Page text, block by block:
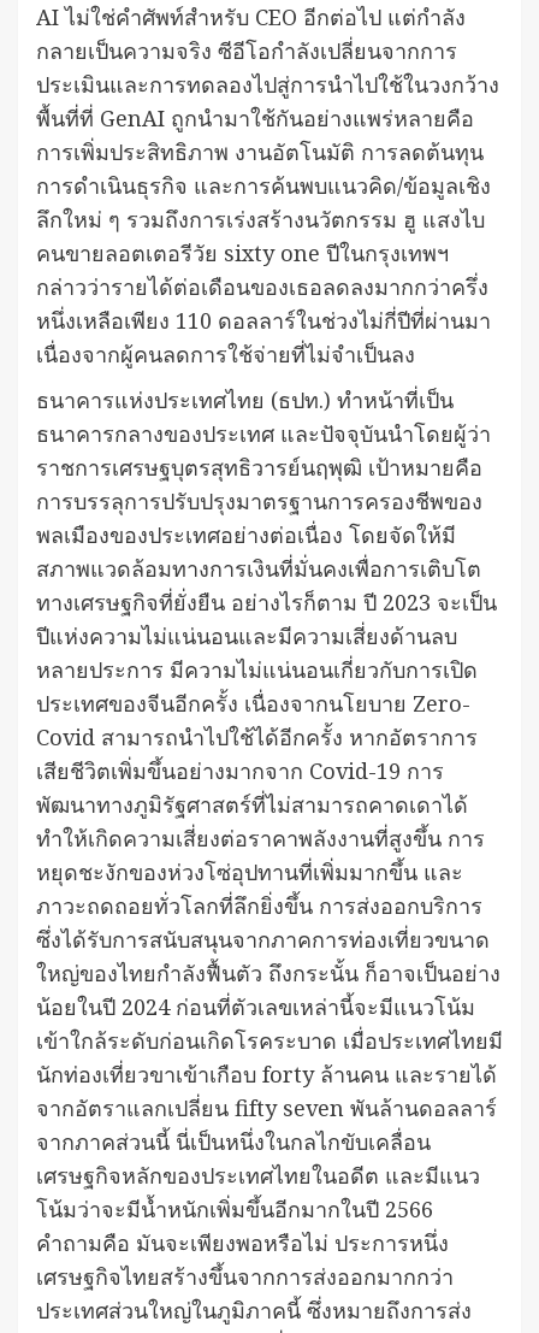
AI ไม่ใช่คำศัพท์สำหรับ CEO อีกต่อไป แต่กำลัง
กลายเป็นความจริง ซีอีโอกำลังเปลี่ยนจากการ
ประเมินและการทดลองไปสู่การนำไปใช้ในวงกว้าง
พื้นที่ที่ GenAI ถูกนำมาใช้กันอย่างแพร่หลายคือ
การเพิ่มประสิทธิภาพ งานอัตโนมัติ การลดต้นทุน
การดำเนินธุรกิจ และการค้นพบแนวคิด/ข้อมูลเชิง
ลึกใหม่ ๆ รวมถึงการเร่งสร้างนวัตกรรม ฮู แสงไบ
คนขายลอตเตอรีวัย sixty one ปีในกรุงเทพฯ
กล่าวว่ารายได้ต่อเดือนของเธอลดลงมากกว่าครึ่ง
หนึ่งเหลือเพียง 110 ดอลลาร์ในช่วงไม่กี่ปีที่ผ่านมา
เนื่องจากผู้คนลดการใช้จ่ายที่ไม่จำเป็นลง
ธนาคารแห่งประเทศไทย (ธปท.) ทำหน้าที่เป็น
ธนาคารกลางของประเทศ และปัจจุบันนำโดยผู้ว่า
ราชการเศรษฐบุตรสุทธิวารย์นฤพุฒิ เป้าหมายคือ
การบรรลุการปรับปรุงมาตรฐานการครองชีพของ
พลเมืองของประเทศอย่างต่อเนื่อง โดยจัดให้มี
สภาพแวดล้อมทางการเงินที่มั่นคงเพื่อการเติบโต
ทางเศรษฐกิจที่ยั่งยืน อย่างไรก็ตาม ปี 2023 จะเป็น
ปีแห่งความไม่แน่นอนและมีความเสี่ยงด้านลบ
หลายประการ มีความไม่แน่นอนเกี่ยวกับการเปิด
ประเทศของจีนอีกครั้ง เนื่องจากนโยบาย Zero-
Covid สามารถนำไปใช้ได้อีกครั้ง หากอัตราการ
เสียชีวิตเพิ่มขึ้นอย่างมากจาก Covid-19 การ
พัฒนาทางภูมิรัฐศาสตร์ที่ไม่สามารถคาดเดาได้
ทำให้เกิดความเสี่ยงต่อราคาพลังงานที่สูงขึ้น การ
หยุดชะงักของห่วงโซ่อุปทานที่เพิ่มมากขึ้น และ
ภาวะถดถอยทั่วโลกที่ลึกยิ่งขึ้น การส่งออกบริการ
ซึ่งได้รับการสนับสนุนจากภาคการท่องเที่ยวขนาด
ใหญ่ของไทยกำลังฟื้นตัว ถึงกระนั้น ก็อาจเป็นอย่าง
น้อยในปี 2024 ก่อนที่ตัวเลขเหล่านี้จะมีแนวโน้ม
เข้าใกล้ระดับก่อนเกิดโรคระบาด เมื่อประเทศไทยมี
นักท่องเที่ยวขาเข้าเกือบ forty ล้านคน และรายได้
จากอัตราแลกเปลี่ยน fifty seven พันล้านดอลลาร์
จากภาคส่วนนี้ นี่เป็นหนึ่งในกลไกขับเคลื่อน
เศรษฐกิจหลักของประเทศไทยในอดีต และมีแนว
โน้มว่าจะมีน้ำหนักเพิ่มขึ้นอีกมากในปี 2566
คำถามคือ มันจะเพียงพอหรือไม่ ประการหนึ่ง
เศรษฐกิจไทยสร้างขึ้นจากการส่งออกมากกว่า
ประเทศส่วนใหญ่ในภูมิภาคนี้ ซึ่งหมายถึงการส่ง